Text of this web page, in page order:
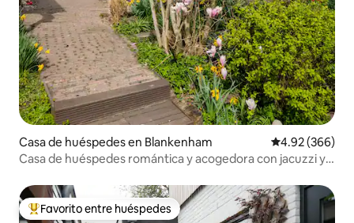
Casa de huéspedes en Blankenham Calificación
4.92 (366)
Casa de huéspedes romántica y acogedora con jacuzzi y
Favorito entre huéspedes preferido
Favorito entre huéspedes